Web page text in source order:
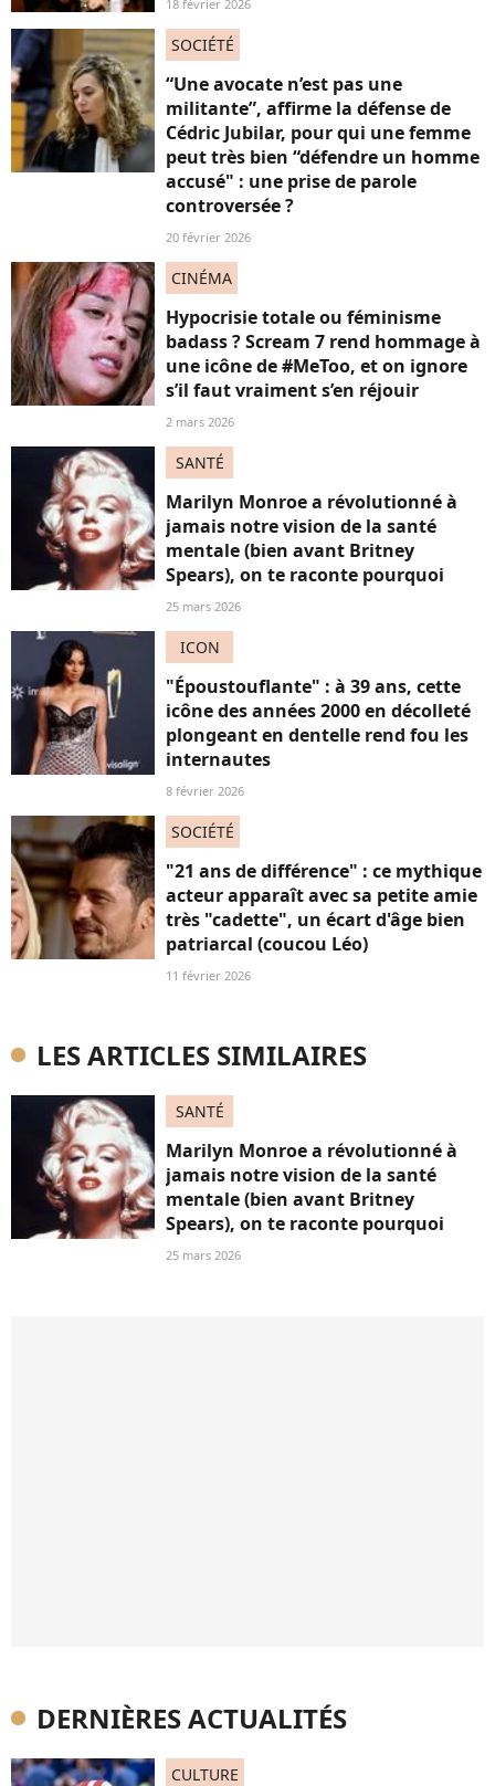
18 février 2026
SOCIÉTÉ
“Une avocate n’est pas une
militante”, affirme la défense de
Cédric Jubilar, pour qui une femme
peut très bien “défendre un homme
accusé" : une prise de parole
controversée ?
20 février 2026
CINÉMA
Hypocrisie totale ou féminisme
badass ? Scream 7 rend hommage à
une icône de #MeToo, et on ignore
s’il faut vraiment s’en réjouir
2 mars 2026
SANTÉ
Marilyn Monroe a révolutionné à
jamais notre vision de la santé
mentale (bien avant Britney
Spears), on te raconte pourquoi
25 mars 2026
ICON
"Époustouflante" : à 39 ans, cette
icône des années 2000 en décolleté
plongeant en dentelle rend fou les
internautes
8 février 2026
SOCIÉTÉ
"21 ans de différence" : ce mythique
acteur apparaît avec sa petite amie
très "cadette", un écart d'âge bien
patriarcal (coucou Léo)
11 février 2026
LES ARTICLES SIMILAIRES
SANTÉ
Marilyn Monroe a révolutionné à
jamais notre vision de la santé
mentale (bien avant Britney
Spears), on te raconte pourquoi
25 mars 2026
DERNIÈRES ACTUALITÉS
CULTURE